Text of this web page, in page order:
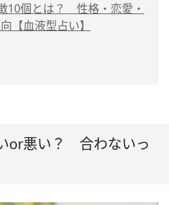
10個とは？ 性格・恋愛・
【血液型占い】
or悪い？ 合わないっ